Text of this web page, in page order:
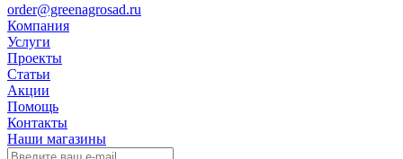
order@greenagrosad.ru
Компания
Услуги
Проекты
Статьи
Акции
Помощь
Контакты
Наши магазины